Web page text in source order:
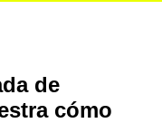
de
cómo